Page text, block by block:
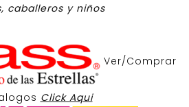
caballeros y niños
Ver/Comprar
Click Aqui